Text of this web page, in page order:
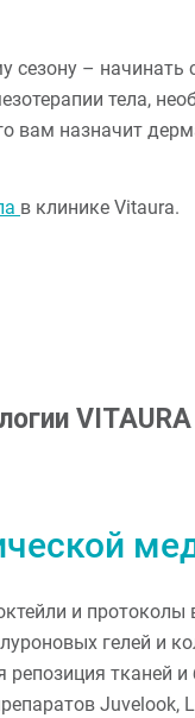
– начинать
тела,
вам назначит
в клинике Vitaura.
VITAURA
и протоколы
гелей и
тканей и
Juvelook,